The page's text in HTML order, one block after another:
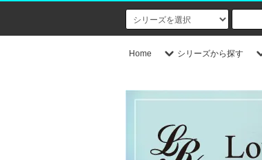
Home シリーズから探す